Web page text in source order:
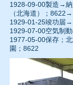
1928-09-00製造→納
（北海道）；8622→
1929-01-25竣功届→
1929-07-00空気制
1977-05-00保存；
園；8622